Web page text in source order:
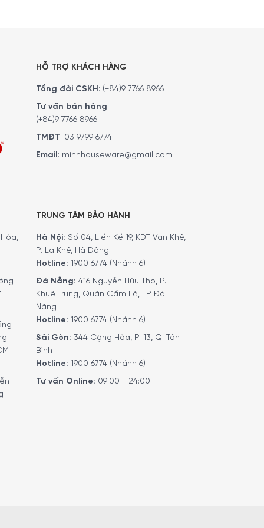
kèm với dây cắm, an toàn và giúp bạn
HỖ TRỢ KHÁCH HÀNG
Tổng đài CSKH: (+84)9 7766 8966
Tư vấn bán hàng:
(+84)9 7766 8966
TMĐT: 03 9799 6774
Email: minhhouseware@gmail.com
TRUNG TÂM BẢO HÀNH
Hà Nội: Số 04, Liền Kề 19, KĐT Văn Khê,
P. La Khê, Hà Đông
Hotline: 1900 6774 (Nhánh 6)
Đà Nẵng: 416 Nguyễn Hữu Thọ, P.
Khuê Trung, Quận Cẩm Lệ, TP Đà
Nẵng
Hotline: 1900 6774 (Nhánh 6)
Sài Gòn: 344 Cộng Hòa, P. 13, Q. Tân
Bình
Hotline: 1900 6774 (Nhánh 6)
Tư vấn Online: 09:00 - 24:00